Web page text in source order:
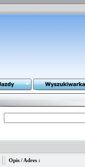
Opis / Adres :